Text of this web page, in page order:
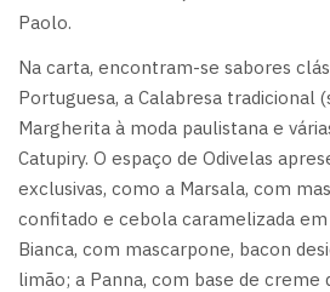
Paolo.
Na carta, encontram-se sabores
Portuguesa, a Calabresa tradicional
Margherita à moda paulistana e
Catupiry. O espaço de Odivelas
exclusivas, como a Marsala, com
confitado e cebola caramelizada em
Bianca, com mascarpone, bacon
limão; a Panna, com base de creme